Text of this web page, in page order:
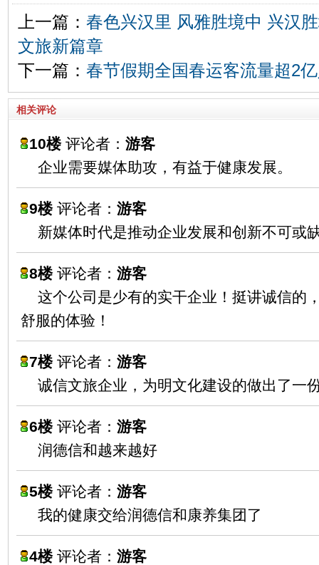
上一篇： 春色兴汉里 风雅胜境中 兴汉
文旅新篇章
下一篇： 春节假期全国春运客流量超2
相关评论
10楼评论者： 游客
企业需要媒体助攻，有益于健康发展。
9楼评论者： 游客
新媒体时代是推动企业发展和创新不可或
8楼评论者： 游客
这个公司是少有的实干企业！挺讲诚信的
舒服的体验！
7楼评论者： 游客
诚信文旅企业，为明文化建设的做出了一
6楼评论者： 游客
润德信和越来越好
5楼评论者： 游客
我的健康交给润德信和康养集团了
4楼评论者： 游客